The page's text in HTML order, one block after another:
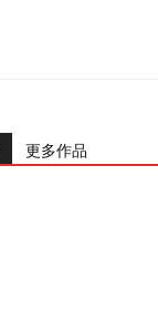
更多作品